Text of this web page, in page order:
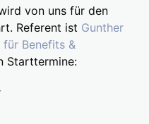
von uns für den
Referent ist Gunther
Benefits &
Starttermine: